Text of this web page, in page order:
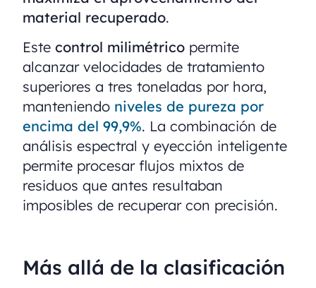
material recuperado.
Estecontrol milimétrico permite
alcanzar velocidades de tratamiento
superiores a tres toneladas por hora,
manteniendo niveles de pureza por
encima del 99,9%. La combinación de
análisis espectral y eyección inteligente
permite procesar flujos mixtos de
residuos que antes resultaban
imposibles de recuperar con precisión.
Más allá de la clasificación